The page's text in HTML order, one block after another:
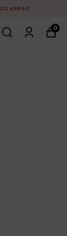
KARGO
0